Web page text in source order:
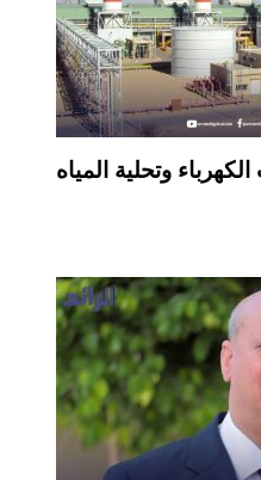
وتحلية المياه